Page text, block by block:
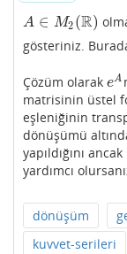
A ∈ M2 (R)
A∈M 2(R)
gösteriniz.
Çözüm olarak eA
eA
matrisinin üstel
eşleniğinin
dönüşümü
yapıldığını
yardımcı
dönüşüm
kuvvet-serileri